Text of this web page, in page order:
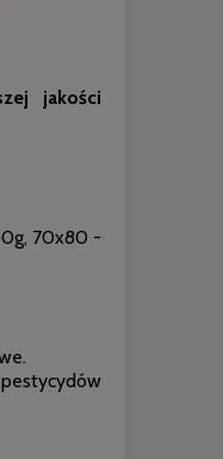
jakości
70x80 -